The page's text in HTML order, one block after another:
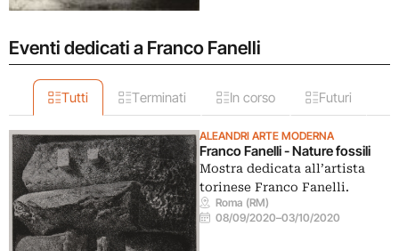
Eventi dedicati a Franco Fanelli
Tutti Terminati In corso Futuri
ALEANDRI ARTE MODERNA
Franco Fanelli - Nature fossili
Mostra dedicata all’artista
torinese Franco Fanelli.
Roma (RM)
08/09/2020–03/10/2020